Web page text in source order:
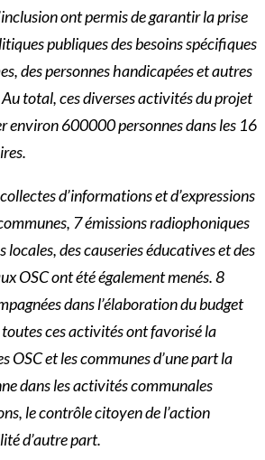
ont permis de garantir la prise
publiques des besoins spécifiques
des personnes handicapées et autres
total, ces diverses activités du projet
environ 600000 personnes dans les 16
d’informations et d’expressions
7 émissions radiophoniques
locales, des causeries éducatives et des
OSC ont été également menés. 8
dans l’élaboration du budget
toutes ces activités ont favorisé la
OSC et les communes d’une part la
dans les activités communales
le contrôle citoyen de l’action
d’autre part.